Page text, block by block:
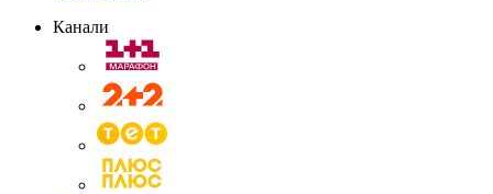
Канали